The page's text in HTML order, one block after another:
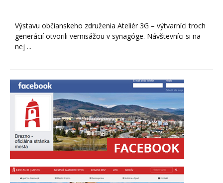
Výstavu občianskeho združenia Ateliér 3G – výtvarníci troch
generácií otvorili vernisážou v synagóge. Návštevníci si na
nej ...